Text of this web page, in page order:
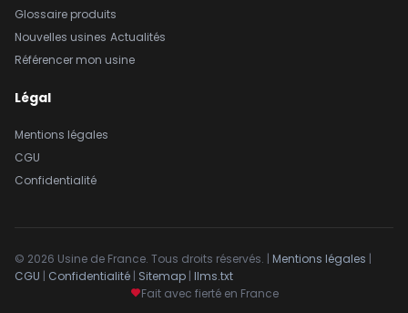
Glossaire produits
Nouvelles usines Actualités
Référencer mon usine
Légal
Mentions légales
CGU
Confidentialité
© 2026 Usine de France. Tous droits réservés. | Mentions légales |
CGU | Confidentialité | Sitemap | llms.txt
Fait avec fierté en France